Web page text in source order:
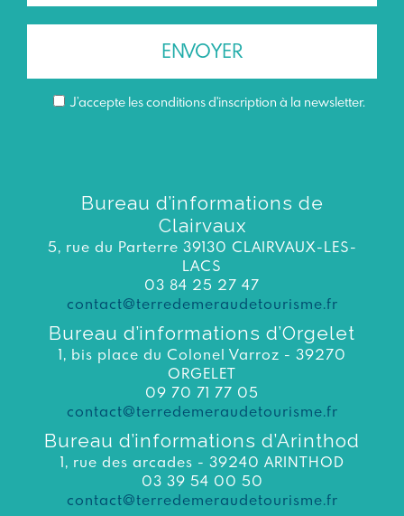
J’accepte les conditions d'inscription à la newsletter.
Bureau d’informations de
Clairvaux
5, rue du Parterre 39130 CLAIRVAUX-LES-
LACS
03 84 25 27 47
contact@terredemeraudetourisme.fr
Bureau d’informations d’Orgelet
1, bis place du Colonel Varroz - 39270
ORGELET
09 70 71 77 05
contact@terredemeraudetourisme.fr
Bureau d’informations d’Arinthod
1, rue des arcades - 39240 ARINTHOD
03 39 54 00 50
contact@terredemeraudetourisme.fr